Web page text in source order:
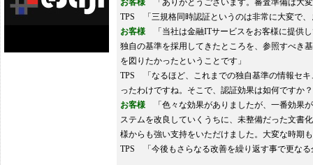
お客様 「ありがとうございます。審査準備は大
TPS 「三規格同時認証というのは非常に大変で
お客様 「当社は金融ITサービスをお客様に提供
独自の基準を採用してきたところを、参照すべき
を図りたかったということです」
TPS 「なるほど、これまでの独自基準の情報セ
ったわけですね。そこで、認証効果は如何ですか
お客様
「色々な効果がありましたが、一番効
ステムを改良していくうちに、未整備だった文書
様からも強い支持をいただけました。大変な時期
TPS 「今後もさらなる改善を繰り返す事で更な